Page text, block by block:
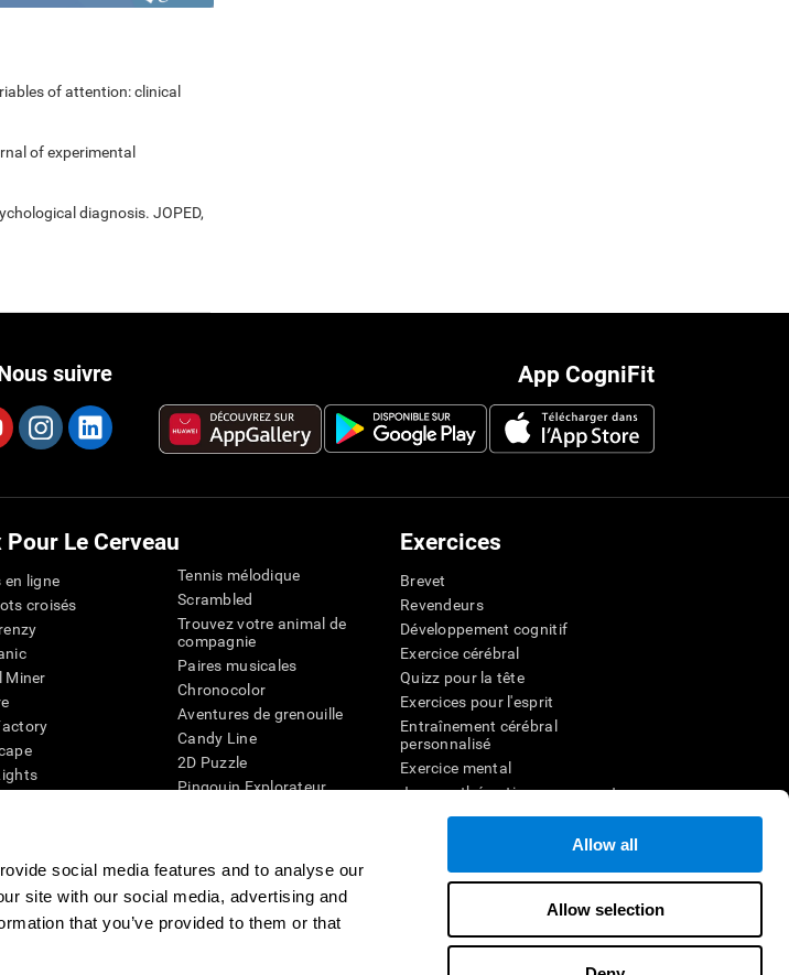
social media features and to analyse our
site with our social media, advertising and
that you’ve provided to them or that
Allow all
Allow selection
of attention: clinical
of experimental
diagnosis. JOPED,
App CogniFit
suivre
Pour Le Cerveau
en ligne
croisés
Miner
de billes
Tennis mélodique
Scrambled
Trouvez votre animal de
compagnie
Paires musicales
Chronocolor
Aventures de grenouille
Candy Line
2D Puzzle
Pingouin Explorateur
Jeux d'agilité mentale
Jeux en ligne pour la
mémoire
Jeux pour le cerveau
Exercices
Brevet
Revendeurs
Développement cognitif
Exercice cérébral
Quizz pour la tête
Exercices pour l'esprit
Entraînement cérébral
personnalisé
Exercice mental
Jeux mathématiques amusants
Compréhension de lecture
Batailles cérébrales
Test de QI